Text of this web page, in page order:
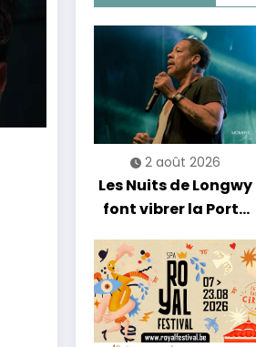
2 août 2026
Les Nuits de Longwy
font vibrer la Porte
soirée entre
découvertes et
énergie reggae